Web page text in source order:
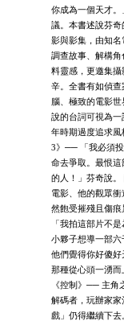
你成為一個天才
議。本書述說芬
影與影集，由知
調查故事、解構
料靈感，更邀集
辛。全書有如偵
腦、極致的電影
說的台詞可視為
年時期過度追求
3》── 「我必須
命去爭取。最恨
的人！」芬奇說
電影、他的觀眾
然飽受摧殘且傷
「我拍這部片不
小夥子想導一部六
他們覺得你好傻好
那種從心頭一湧
《控制》── 主角
解碼者，玩辦家
戲」仍得繼續下